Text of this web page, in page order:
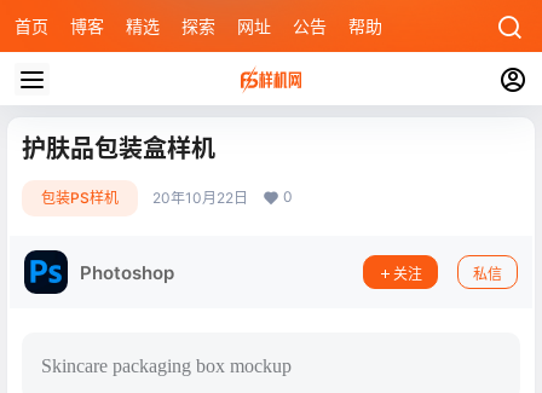
首页 博客 精选 探索 网址 公告 帮助
护肤品包装盒样机
包装PS样机 20年10月22日 0
Photoshop 关注 私信
Skincare packaging box mockup